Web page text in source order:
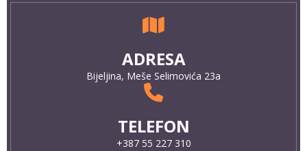
ADRESA
Bijeljina, Meše Selimovića 23a
TELEFON
+387 55 227 310